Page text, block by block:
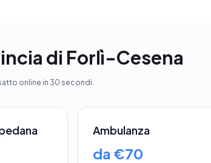
di Forlì-Cesena
online in 30 secondi.
Ambulanza
da €70